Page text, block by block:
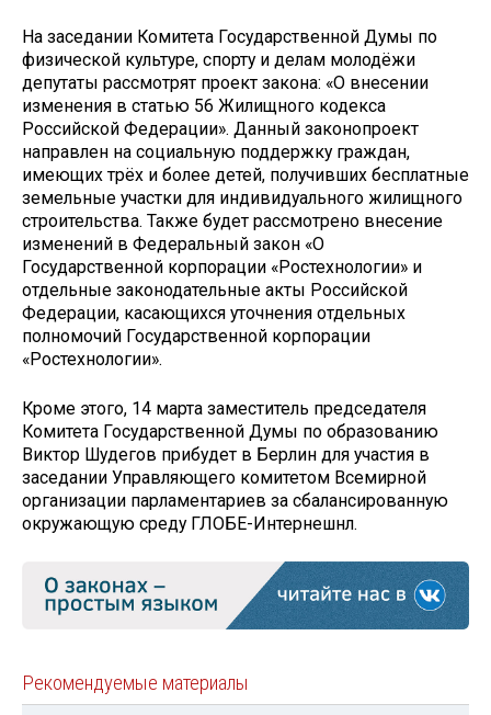
На заседании Комитета Государственной Думы по
физической культуре, спорту и делам молодёжи
депутаты рассмотрят проект закона: «О внесении
изменения в статью 56 Жилищного кодекса
Российской Федерации». Данный законопроект
направлен на социальную поддержку граждан,
имеющих трёх и более детей, получивших бесплатные
земельные участки для индивидуального жилищного
строительства. Также будет рассмотрено внесение
изменений в Федеральный закон «О
Государственной корпорации «Ростехнологии» и
отдельные законодательные акты Российской
Федерации, касающихся уточнения отдельных
полномочий Государственной корпорации
«Ростехнологии».
Кроме этого, 14 марта заместитель председателя
Комитета Государственной Думы по образованию
Виктор Шудегов прибудет в Берлин для участия в
заседании Управляющего комитетом Всемирной
организации парламентариев за сбалансированную
окружающую среду ГЛОБЕ-Интернешнл.
Рекомендуемые материалы